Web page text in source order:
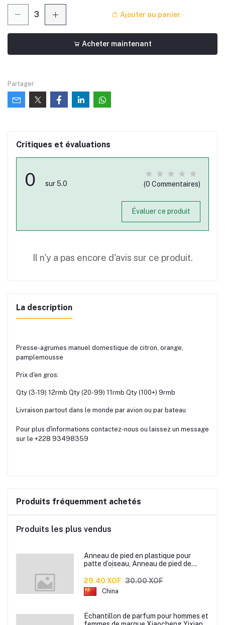
Ajouter au panier
Acheter maintenant
Partager
Critiques et évaluations
0 sur 5.0 (0 Commentaires)
Évaluer ce produit
Il n'y a pas encore d'avis sur ce produit.
La description
Presse-agrumes manuel domestique de citron, orange,
pamplemousse
Prix d'en gros:
Qty (3-19) 12rmb Qty (20-99) 11rmb Qty (100+) 9rmb
Livraison partout dans le monde par avion ou par bateau
Pour plus d'informations contactez-nous ou laissez un message
sur le +228 93498359
Produits fréquemment achetés
Produits les plus vendus
Anneau de pied en plastique pour
patte d’oiseau, Anneau de pied de
pour oiseaux
29.40 XOF 30.00 XOF
China
Échantillon de parfum pour hommes et